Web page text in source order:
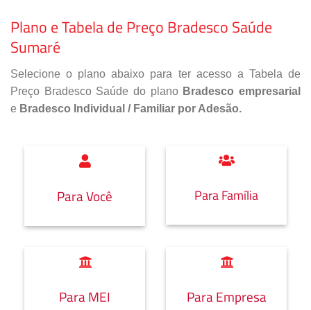
Plano e Tabela de Preço Bradesco Saúde
Sumaré
Selecione o plano abaixo para ter acesso a Tabela de
Preço Bradesco Saúde do plano Bradesco empresarial
e Bradesco Individual / Familiar por Adesão.
Para Você Para Família
Para MEI Para Empresa